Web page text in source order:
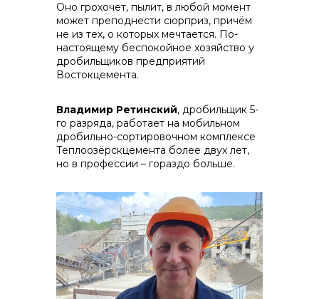
реализация неликвидов
контакты отдела закупок
Оно грохочет, пылит, в любой момент
может преподнести сюрприз, причём
не из тех, о которых мечтается. По-
настоящему беспокойное хозяйство у
дробильщиков предприятий
Востокцемента.
Владимир Ретинский, дробильщик 5-
го разряда, работает на мобильном
дробильно-сортировочном комплексе
Теплоозёрскцемента более двух лет,
но в профессии – гораздо больше.